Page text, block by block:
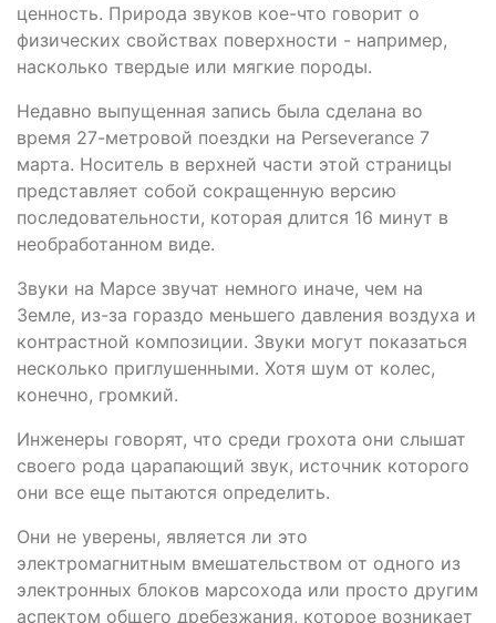
ценность. Природа звуков кое-что говорит о
физических свойствах поверхности - например,
насколько твердые или мягкие породы.
Недавно выпущенная запись была сделана во
время 27-метровой поездки на Perseverance 7
марта. Носитель в верхней части этой страницы
представляет собой сокращенную версию
последовательности, которая длится 16 минут в
необработанном виде.
Звуки на Марсе звучат немного иначе, чем на
Земле, из-за гораздо меньшего давления воздуха и
контрастной композиции. Звуки могут показаться
несколько приглушенными. Хотя шум от колес,
конечно, громкий.
Инженеры говорят, что среди грохота они слышат
своего рода царапающий звук, источник которого
они все еще пытаются определить.
Они не уверены, является ли это
электромагнитным вмешательством от одного из
электронных блоков марсохода или просто другим
аспектом общего дребезжания, которое возникает